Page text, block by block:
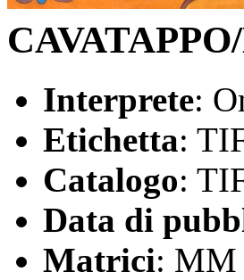
Interprete:
Etichetta:
Catalogo:
Data di
Matrici: MM